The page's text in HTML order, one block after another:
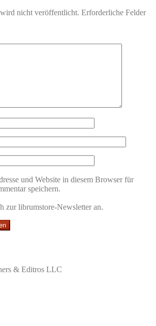
nicht veröffentlicht. Erforderliche Felder
und Website in diesem Browser für
speichern.
zur librumstore-Newsletter an.
& Editros LLC